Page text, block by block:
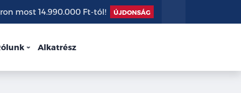
most 14.990.000 Ft-tól! ÚJDONSÁG
Alkatrész